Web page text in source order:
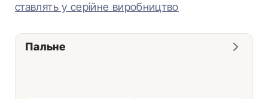
ставлять у серійне виробництво
Пальне